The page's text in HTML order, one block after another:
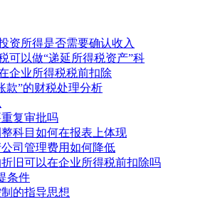
资所得是否需要确认收入
可以做“递延所得税资产”科
企业所得税税前扣除
款”的财税处理分析
复审批吗
科目如何在报表上体现
司管理费用如何降低
旧可以在企业所得税前扣除吗
条件
的指导思想